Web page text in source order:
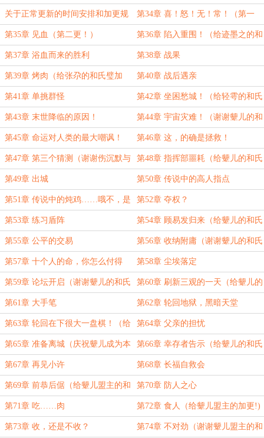
和氏璧！） 轻雩的和氏璧！）
关于正常更新的时间安排和加更规
则，请大家点进来
第34章 喜！怒！无！常！（第一
更）
第35章 见血（第二更！） 第36章 陷入重围！（给迹墨之的和
氏璧加更！）
第37章 浴血而来的胜利 第38章 战果
第39章 烤肉（给张尕的和氏璧加
更！）
第40章 战后遇亲
第41章 单挑群怪 第42章 坐困愁城！（给轻雩的和氏
璧加更！）
第43章 末世降临的原因！ 第44章 宇宙灾难！（谢谢颦儿的和
氏璧打赏！）
第45章 命运对人类的最大嘲讽！
（月票200加更！）
第46章 这，的确是拯救！
第47章 第三个猜测（谢谢伤沉默与
颦儿的和氏璧！）
第48章 指挥部噩耗（给颦儿的和氏
璧加更！）
第49章 出城 第50章 传说中的高人指点
第51章 传说中的炖鸡……哦不，是
盾击（给颦儿的和氏璧加更！）
第52章 夺权？
第53章 练习盾阵 第54章 顾易发归来（给颦儿的和氏
璧加更！）
第55章 公平的交易 第56章 收纳附庸（谢谢颦儿的和氏
璧！）
第57章 十个人的命，你怎么付得
起？（给伤沉默的和氏璧加更！）
第58章 尘埃落定
第59章 论坛开启（谢谢颦儿的和氏
璧！）
第60章 刷新三观的一天（给颦儿的
和氏璧加更！）
第61章 大手笔 第62章 轮回地狱，黑暗天堂
第63章 轮回在下很大一盘棋！（给
颦儿的和氏璧加更！）
第64章 父亲的担忧
第65章 准备离城（庆祝颦儿成为本
书第一个盟主！）
第66章 幸存者告示（给颦儿的和氏
璧加更！）
第67章 再见小许 第68章 长福自救会
第69章 前恭后倨（给颦儿盟主的和
氏璧加更！）
第70章 防人之心
第71章 吃……肉 第72章 食人（给颦儿盟主的加更!)
第73章 收，还是不收？ 第74章 不对劲（谢谢颦儿盟主的和